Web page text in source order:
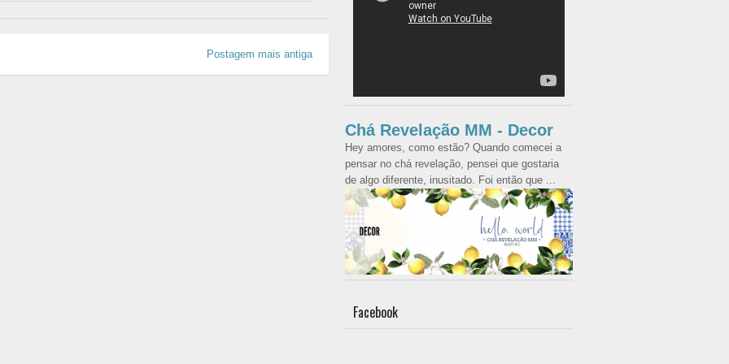
Postagem mais antiga
Chá Revelação MM - Decor
Hey amores, como estão? Quando comecei a
pensar no chá revelação, pensei que gostaria
de algo diferente, inusitado. Foi então que ...
Facebook